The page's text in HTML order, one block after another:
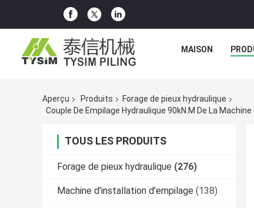
MAISON
Aperçu Produits
Forage de pieux hydraulique
Couple De Empilage Hydraulique 90kN.m De La
TOUS LES PRODUITS
Forage de pieux hydraulique (276)
Machine d'installation d'empilage (138)